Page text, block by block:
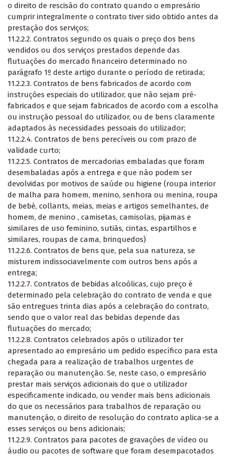
o direito de rescisão do contrato quando o empresário
cumprir integralmente o contrato tiver sido obtido antes da
prestação dos serviços;
11.2.2.2. Contratos segundo os quais o preço dos bens
vendidos ou dos serviços prestados depende das
flutuações do mercado financeiro determinado no
parágrafo 1º deste artigo durante o período de retirada;
11.2.2.3. Contratos de bens fabricados de acordo com
instruções especiais do utilizador, que não sejam pré-
fabricados e que sejam fabricados de acordo com a escolha
ou instrução pessoal do utilizador, ou de bens claramente
adaptados às necessidades pessoais do utilizador;
11.2.2.4. Contratos de bens perecíveis ou com prazo de
validade curto;
11.2.2.5. Contratos de mercadorias embaladas que foram
desembaladas após a entrega e que não podem ser
devolvidas por motivos de saúde ou higiene (roupa interior
de malha para homem, menino, senhora ou menina, roupa
de bebé, collants, meias, meias e artigos semelhantes, de
homem, de menino , camisetas, camisolas, pijamas e
similares de uso feminino, sutiãs, cintas, espartilhos e
similares, roupas de cama, brinquedos)
11.2.2.6. Contratos de bens que, pela sua natureza, se
misturem indissociavelmente com outros bens após a
entrega;
11.2.2.7. Contratos de bebidas alcoólicas, cujo preço é
determinado pela celebração do contrato de venda e que
são entregues trinta dias após a celebração do contrato,
sendo que o valor real das bebidas depende das
flutuações do mercado;
11.2.2.8. Contratos celebrados após o utilizador ter
apresentado ao empresário um pedido específico para esta
chegada para a realização de trabalhos urgentes de
reparação ou manutenção. Se, neste caso, o empresário
prestar mais serviços adicionais do que o utilizador
especificamente indicado, ou vender mais bens adicionais
do que os necessários para trabalhos de reparação ou
manutenção, o direito de resolução do contrato aplica-se a
esses serviços ou bens adicionais;
11.2.2.9. Contratos para pacotes de gravações de vídeo ou
áudio ou pacotes de software que foram desempacotados